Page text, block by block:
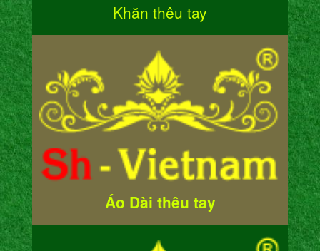
Khăn thêu tay
Áo Dài thêu tay